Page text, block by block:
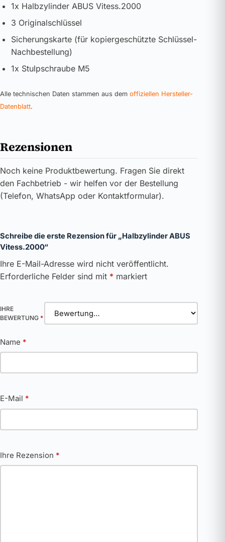
1x Halbzylinder ABUS Vitess.2000
3 Originalschlüssel
Sicherungskarte (für kopiergeschützte Schlüssel-
Nachbestellung)
1x Stulpschraube M5
Alle technischen Daten stammen aus dem offiziellen Hersteller-
Datenblatt.
Rezensionen
Noch keine Produktbewertung. Fragen Sie direkt
den Fachbetrieb - wir helfen vor der Bestellung
(Telefon, WhatsApp oder Kontaktformular).
Schreibe die erste Rezension für „Halbzylinder ABUS
Vitess.2000“
Ihre E-Mail-Adresse wird nicht veröffentlicht.
Erforderliche Felder sind mit * markiert
IHRE
BEWERTUNG *
Name *
E-Mail *
Ihre Rezension *